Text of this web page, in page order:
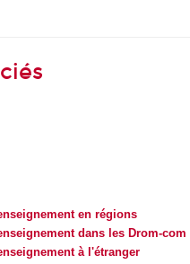
en régions
dans les Drom-com
à l'étranger